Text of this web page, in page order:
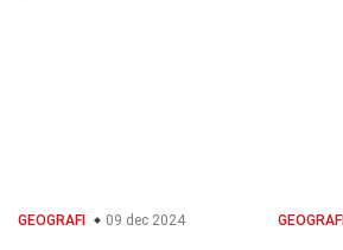
GEOGRAFI 09 dec 2024 GEOGRAFI